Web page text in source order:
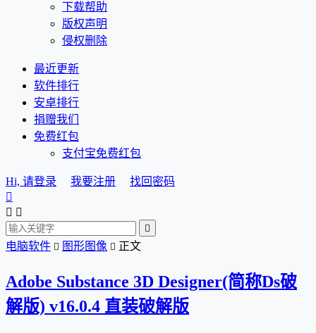
下载帮助
版权声明
侵权删除
最近更新
软件排行
安卓排行
捐赠我们
免费红包
支付宝免费红包
Hi, 请登录 我要注册
找回密码

 

电脑软件  图形图像  正文
Adobe Substance 3D Designer(简称Ds破
解版) v16.0.4 直装破解版